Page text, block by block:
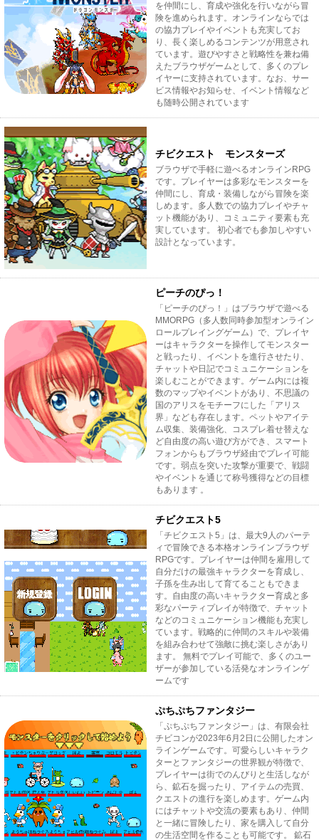
を仲間にし、育成や強化を行いながら冒
険を進められます。オンラインならでは
の協力プレイやイベントも充実してお
り、長く楽しめるコンテンツが用意され
ています。遊びやすさと戦略性を兼ね備
えたブラウザゲームとして、多くのプレ
イヤーに支持されています。なお、サー
ビス情報やお知らせ、イベント情報など
も随時公開されています
チビクエスト モンスターズ
ブラウザで手軽に遊べるオンラインRPG
です。プレイヤーは多彩なモンスターを
仲間にし、育成・装備しながら冒険を楽
しめます。多人数での協力プレイやチャ
ット機能があり、コミュニティ要素も充
実しています。 初心者でも参加しやすい
設計となっています。
ピーチのぴっ！
「ピーチのぴっ！」はブラウザで遊べる
MMORPG（多人数同時参加型オンライン
ロールプレイングゲーム）で、プレイヤ
ーはキャラクターを操作してモンスター
と戦ったり、イベントを進行させたり、
チャットや日記でコミュニケーションを
楽しむことができます。ゲーム内には複
数のマップやイベントがあり、不思議の
国のアリスをモチーフにした「アリス
界」なども存在します。ペットやアイテ
ム収集、装備強化、コスプレ着せ替えな
ど自由度の高い遊び方ができ、スマート
フォンからもブラウザ経由でプレイ可能
です。弱点を突いた攻撃が重要で、戦闘
やイベントを通じて称号獲得などの目標
もあります 。
チビクエスト5
「チビクエスト5」は、最大9人のパーテ
ィで冒険できる本格オンラインブラウザ
RPGです。プレイヤーは仲間を雇用して
自分だけの最強キャラクターを育成し、
子孫を生み出して育てることもできま
す。自由度の高いキャラクター育成と多
彩なパーティプレイが特徴で、チャット
などのコミュニケーション機能も充実し
ています。戦略的に仲間のスキルや装備
を組み合わせて強敵に挑む楽しさがあり
ます。 無料でプレイ可能で、多くのユー
ザーが参加している活発なオンラインゲ
ームです
ぷちぷちファンタジー
「ぷちぷちファンタジー」は、有限会社
チビコンが2023年6月2日に公開したオン
ラインゲームです。可愛らしいキャラク
ターとファンタジーの世界観が特徴で、
プレイヤーは街でのんびりと生活しなが
ら、鉱石を掘ったり、アイテムの売買、
クエストの進行を楽しめます。ゲーム内
にはチャットや交流の要素もあり、仲間
と一緒に冒険したり、家を購入して自分
の生活空間を作ることも可能です。 鉱石